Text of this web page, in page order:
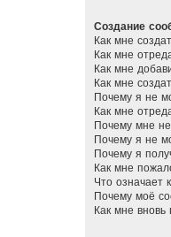
Создание
Как мне
Как мне
Как мне
Как мне
Почему я не
Как мне
Почему мне
Почему я не
Почему я
Как мне
Что означает
Почему моё
Как мне